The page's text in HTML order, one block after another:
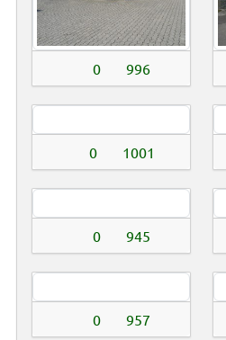
0 996
0 1001
0 945
0 957